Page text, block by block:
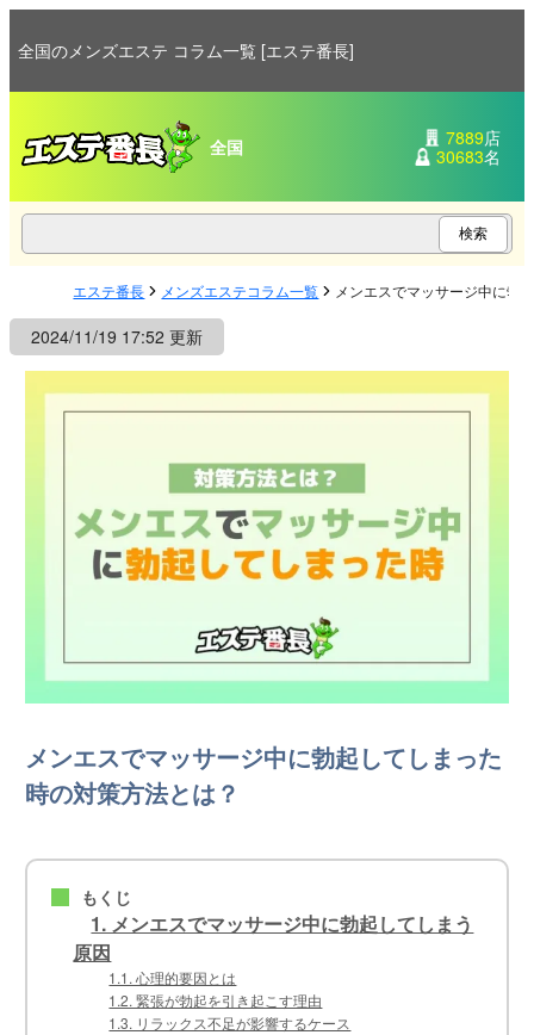
全国のメンズエステ コラム一覧 [エステ番長]
全国 7889店
30683名
エステ番長 メンズエステコラム一覧 メンエスでマッサージ中に勃
2024/11/19 17:52 更新
メンエスでマッサージ中に勃起してしまった
時の対策方法とは？
■ もくじ
1. メンエスでマッサージ中に勃起してしまう
原因
1.1. 心理的要因とは
1.2. 緊張が勃起を引き起こす理由
1.3. リラックス不足が影響するケース